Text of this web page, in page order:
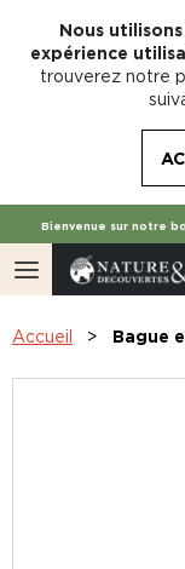
Nous
expérience
trouverez notre
Bienvenue sur notre
Accueil Bague